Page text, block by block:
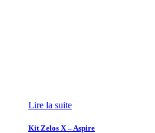
Lire la suite
Kit Zelos X – Aspire